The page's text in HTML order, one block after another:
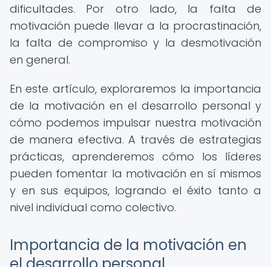
dificultades. Por otro lado, la falta de
motivación puede llevar a la procrastinación,
la falta de compromiso y la desmotivación
en general.
En este artículo, exploraremos la importancia
de la motivación en el desarrollo personal y
cómo podemos impulsar nuestra motivación
de manera efectiva. A través de estrategias
prácticas, aprenderemos cómo los líderes
pueden fomentar la motivación en sí mismos
y en sus equipos, logrando el éxito tanto a
nivel individual como colectivo.
Importancia de la motivación en